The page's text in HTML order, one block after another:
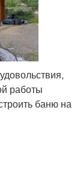
работы
баню на